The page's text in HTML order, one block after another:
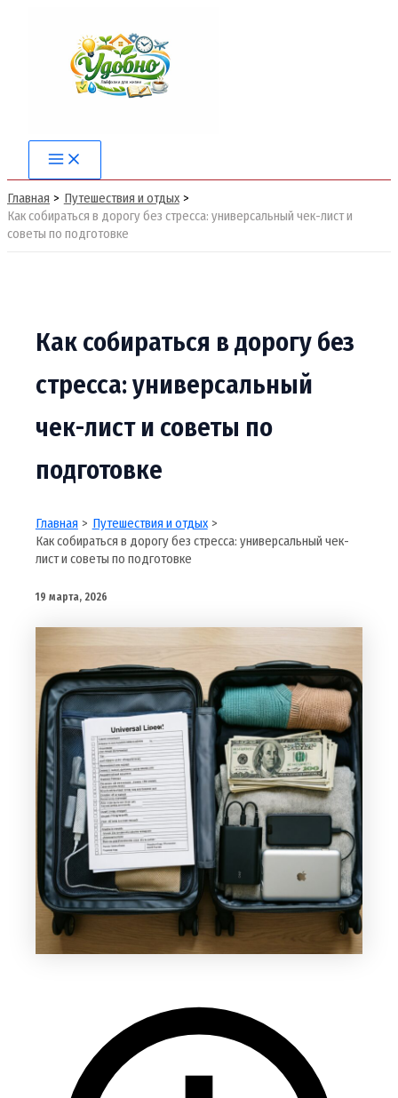
содержимому
Main
Menu
Главная
Путешествия и отдых
Как собираться в дорогу без стресса: универсальный чек-лист и
советы по подготовке
Как собираться в дорогу без
стресса: универсальный
чек-лист и советы по
подготовке
Главная
Путешествия и отдых
Как собираться в дорогу без стресса: универсальный чек-
лист и советы по подготовке
19 марта, 2026